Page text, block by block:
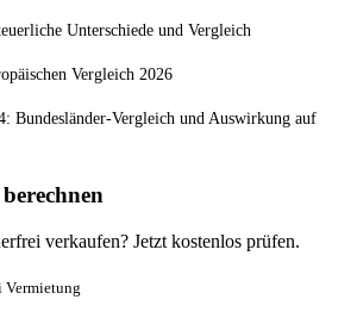
Unterschiede und Vergleich
Vergleich 2026
Bundesländer-Vergleich und Auswirkung auf
verkaufen? Jetzt kostenlos prüfen.
Vermietung